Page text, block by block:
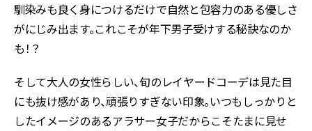
馴染みも良く身につけるだけで自然と包容力のある優しさ
がにじみ出ます。これこそが年下男子受けする秘訣なのか
も！？
そして大人の女性らしい、旬のレイヤードコーデは見た目
にも抜け感があり、頑張りすぎない印象。いつもしっかりと
したイメージのあるアラサー女子だからこそたまに見せ